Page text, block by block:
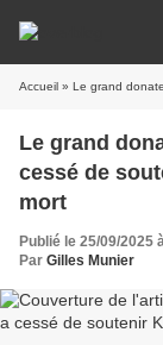
Accueil » Le grand donateur
Le grand
cessé de
mort
Publié le 25/09/2025
Par Gilles Munier